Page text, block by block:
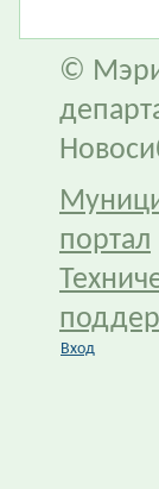
©
портал
Вход